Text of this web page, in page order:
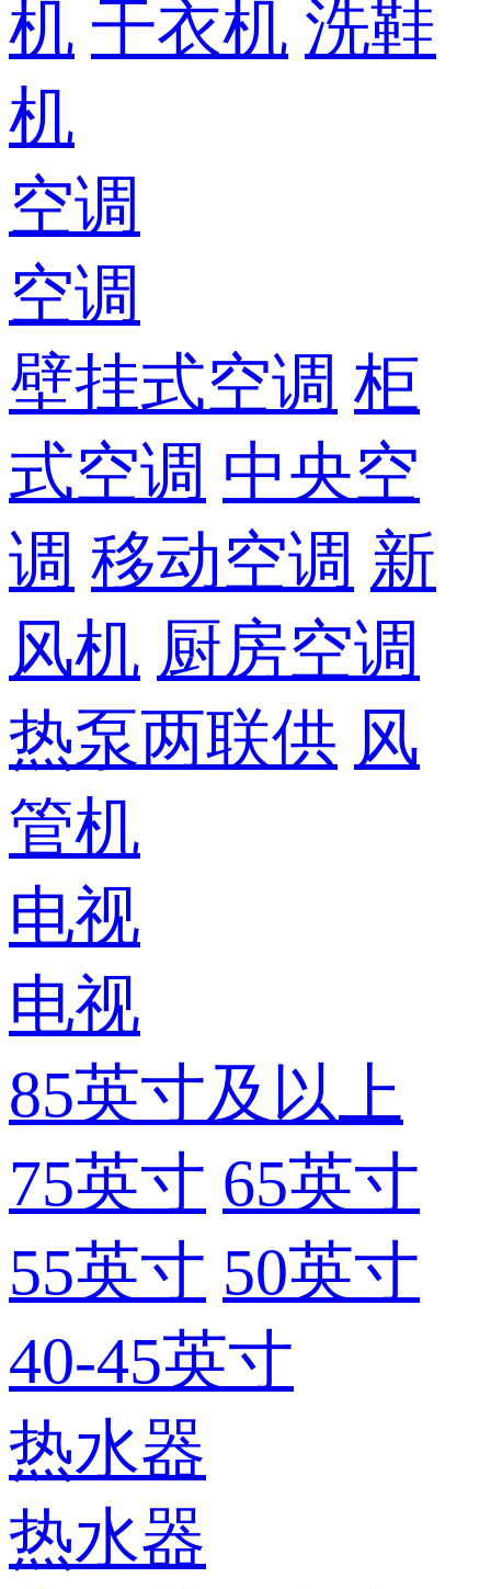
机 干衣机 洗鞋
机
空调
空调
壁挂式空调 柜
式空调 中央空
调 移动空调 新
风机 厨房空调
热泵两联供 风
管机
电视
电视
85英寸及以上
75英寸 65英寸
55英寸 50英寸
40-45英寸
热水器
热水器